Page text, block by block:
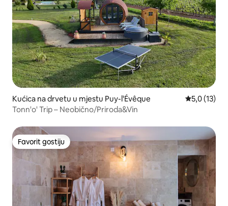
Kućica na drvetu u mjestu Puy-l'Évêque Prosječna
5,0 (13)
Tonn'o' Trip – Neobično/Priroda&Vin
Favorit gostiju
Favorit gostiju